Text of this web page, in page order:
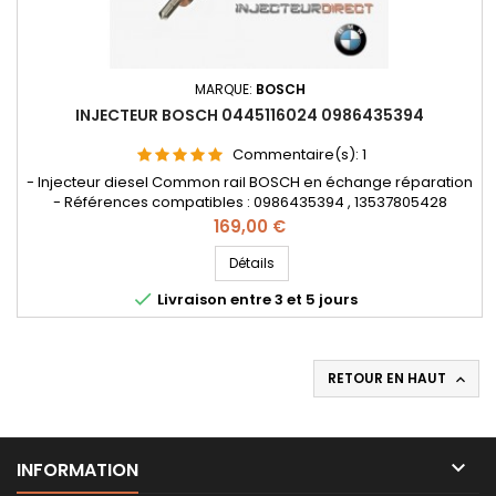
MARQUE: BOSCH
INJECTEUR BOSCH 0445116024 0986435394
Commentaire(s): 1
- Injecteur diesel Common rail BOSCH en échange réparation
- Références compatibles : 0986435394 , 13537805428
, 13537805429 , 0 445 116 024 , 0 986 435 394 , 13 53 7 805 428
, 13 53 7 805 429 - Pour motorisation BMW 2.0d et 3.0d Pièce
d’origine et garantie
Prix
169,00 €
Détails
 Livraison entre 3 et 5 jours
RETOUR EN HAUT 
INFORMATION 